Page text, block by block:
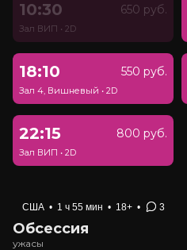
10:30 650 руб.
Зал ВИП • 2D
18:10 550 руб.
Зал 4, Вишневый • 2D
22:15 800 руб.
Зал ВИП • 2D
США • 1 ч 55 мин • 18+ • 3
Обсессия
ужасы